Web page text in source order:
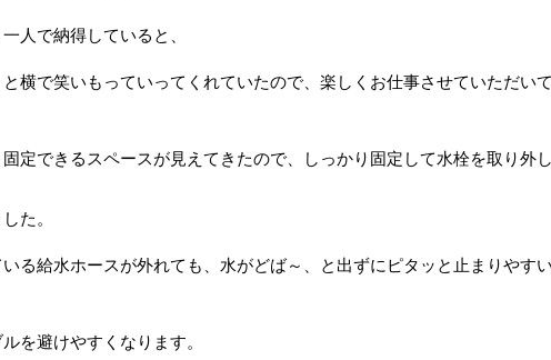
人で納得していると、
横で笑いもっていってくれていたので、楽しくお仕事させていただい
定できるスペースが見えてきたので、しっかり固定して水栓を取り外
た。
る給水ホースが外れても、水がどば～、と出ずにピタッと止まりやす
を避けやすくなります。